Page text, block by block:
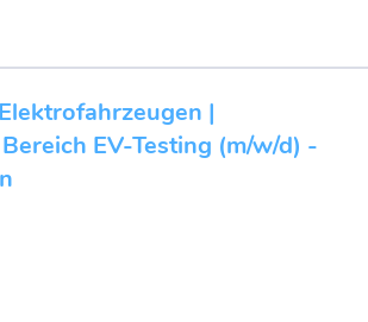
|
EV-Testing (m/w/d) -